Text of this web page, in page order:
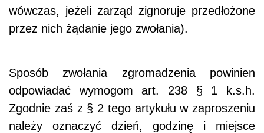
wówczas, jeżeli zarząd zignoruje przedłożone
przez nich żądanie jego zwołania).
Sposób zwołania zgromadzenia powinien
odpowiadać wymogom art. 238 § 1 k.s.h.
Zgodnie zaś z § 2 tego artykułu w zaproszeniu
należy oznaczyć dzień, godzinę i miejsce